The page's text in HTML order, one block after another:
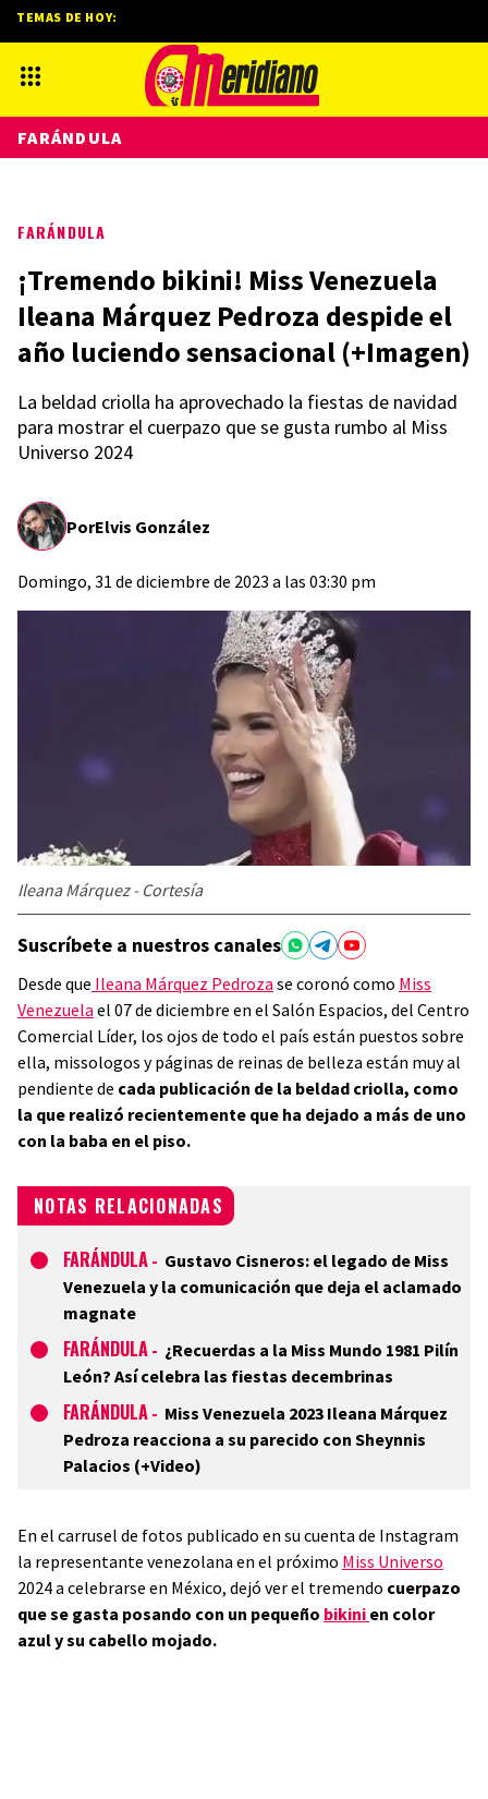
FARÁNDULA
¡Tremendo bikini! Miss Venezuela
Ileana Márquez Pedroza despide el
año luciendo sensacional (+Imagen)
La beldad criolla ha aprovechado la fiestas de navidad
para mostrar el cuerpazo que se gusta rumbo al Miss
Universo 2024
PorElvis González
Domingo, 31 de diciembre de 2023 a las 03:30 pm
Ileana Márquez - Cortesía
Suscríbete a nuestros canales
Desde que Ileana Márquez Pedroza se coronó como Miss
Venezuela el 07 de diciembre en el Salón Espacios, del Centro
Comercial Líder, los ojos de todo el país están puestos sobre
ella, missologos y páginas de reinas de belleza están muy al
pendiente de cada publicación de la beldad criolla, como
la que realizó recientemente que ha dejado a más de uno
con la baba en el piso.
NOTAS RELACIONADAS
FARÁNDULA - Gustavo Cisneros: el legado de Miss
Venezuela y la comunicación que deja el aclamado
magnate
FARÁNDULA - ¿Recuerdas a la Miss Mundo 1981 Pilín
León? Así celebra las fiestas decembrinas
FARÁNDULA - Miss Venezuela 2023 Ileana Márquez
Pedroza reacciona a su parecido con Sheynnis
Palacios (+Video)
En el carrusel de fotos publicado en su cuenta de Instagram
la representante venezolana en el próximo Miss Universo
2024 a celebrarse en México, dejó ver el tremendo cuerpazo
que se gasta posando con un pequeño bikini en color
azul y su cabello mojado.
TEMAS DE HOY:
FARÁNDULA